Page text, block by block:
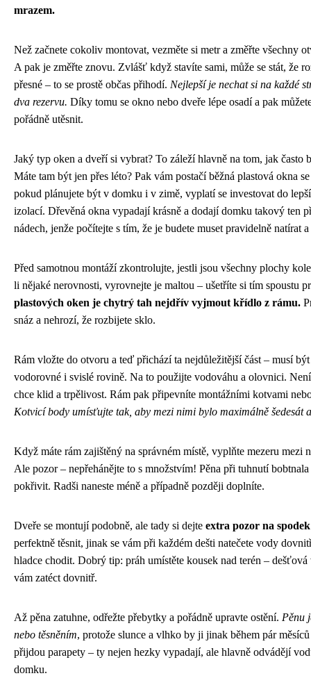
mrazem.
Než začnete cokoliv montovat, vezměte si metr a změřte všechny
A pak je změřte znovu. Zvlášť když stavíte sami, může se stát, že
přesné – to se prostě občas přihodí. Nejlepší je nechat si na každé
dva rezervu. Díky tomu se okno nebo dveře lépe osadí a pak
pořádně utěsnit.
Jaký typ oken a dveří si vybrat? To záleží hlavně na tom, jak často
Máte tam být jen přes léto? Pak vám postačí běžná plastová okna
pokud plánujete být v domku i v zimě, vyplatí se investovat do
izolací. Dřevěná okna vypadají krásně a dodají domku takový ten
nádech, jenže počítejte s tím, že je budete muset pravidelně natírat
Před samotnou montáží zkontrolujte, jestli jsou všechny plochy
li nějaké nerovnosti, vyrovnejte je maltou – ušetříte si tím spoustu
plastových oken je chytrý tah nejdřív vyjmout křídlo z rámu.
snáz a nehrozí, že rozbijete sklo.
Rám vložte do otvoru a teď přichází ta nejdůležitější část – musí být
vodorovné i svislé rovině. Na to použijte vodováhu a olovnici.
chce klid a trpělivost. Rám pak připevníte montážními kotvami
Kotvicí body umísťujte tak, aby mezi nimi bylo maximálně šedesát
Když máte rám zajištěný na správném místě, vyplňte mezeru mezi
Ale pozor – nepřehánějte to s množstvím! Pěna při tuhnutí
pokřivit. Radši naneste méně a případně později doplníte.
Dveře se montují podobně, ale tady si dejte extra pozor na
perfektně těsnit, jinak se vám při každém dešti natečete vody
hladce chodit. Dobrý tip: práh umístěte kousek nad terén – dešťová
vám zatéct dovnitř.
Až pěna zatuhne, odřežte přebytky a pořádně upravte ostění. Pěnu
nebo těsněním, protože slunce a vlhko by ji jinak během pár
přijdou parapety – ty nejen hezky vypadají, ale hlavně odvádějí
domku.